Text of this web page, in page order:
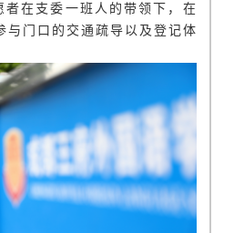
者在支委一班人的带领下，在
与门口的交通疏导以及登记体